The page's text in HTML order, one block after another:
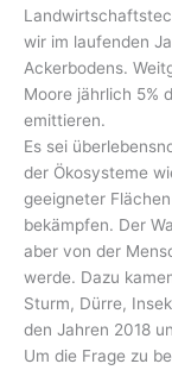
wir im laufenden
Ackerbodens.
Moore jährlich 5%
emittieren.
Es sei
der Ökosysteme
geeigneter
bekämpfen. Der
aber von der
werde. Dazu
Sturm, Dürre,
den Jahren 2018
Um die Frage zu